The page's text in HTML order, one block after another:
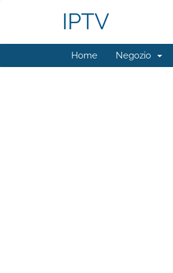
IPTV
Home Negozio